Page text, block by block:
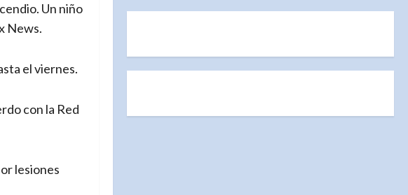
Un niño
News.
el viernes.
con la Red
lesiones